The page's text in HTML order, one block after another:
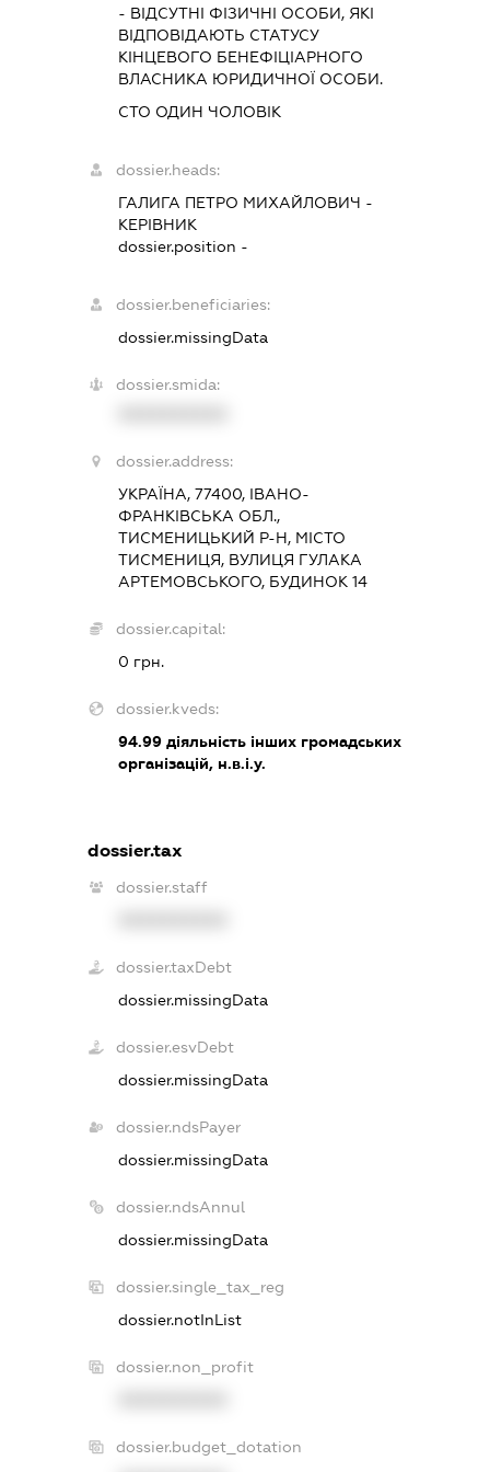
- ВІДСУТНІ ФІЗИЧНІ ОСОБИ, ЯКІ
ВІДПОВІДАЮТЬ СТАТУСУ
КІНЦЕВОГО БЕНЕФІЦІАРНОГО
ВЛАСНИКА ЮРИДИЧНОЇ ОСОБИ.
СТО ОДИН ЧОЛОВІК
dossier.heads:
ГАЛИГА ПЕТРО МИХАЙЛОВИЧ -
КЕРІВНИК
dossier.position -
dossier.beneficiaries:
dossier.missingData
dossier.smida:
dossier.address:
УКРАЇНА, 77400, ІВАНО-
ФРАНКІВСЬКА ОБЛ.,
ТИСМЕНИЦЬКИЙ Р-Н, МІСТО
ТИСМЕНИЦЯ, ВУЛИЦЯ ГУЛАКА
АРТЕМОВСЬКОГО, БУДИНОК 14
dossier.capital:
0 грн.
dossier.kveds:
94.99діяльність інших громадських
організацій, н.в.і.у.
dossier.tax
dossier.staff
dossier.taxDebt
dossier.missingData
dossier.esvDebt
dossier.missingData
dossier.ndsPayer
dossier.missingData
dossier.ndsAnnul
dossier.missingData
dossier.single_tax_reg
dossier.notInList
dossier.non_profit
dossier.budget_dotation